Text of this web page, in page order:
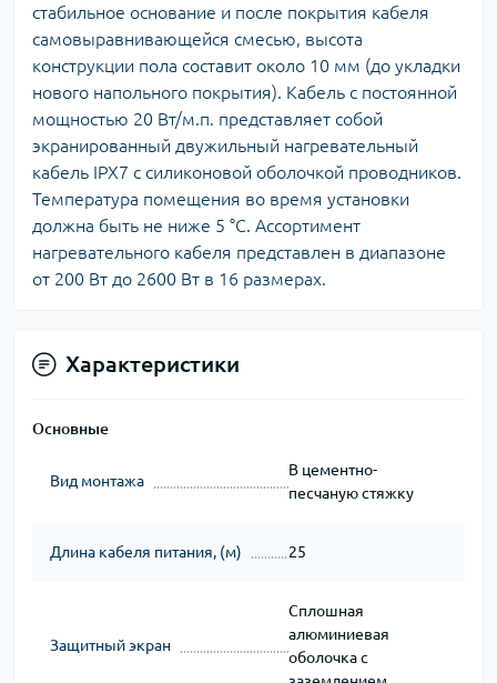
стабильное основание и после покрытия кабеля
самовыравнивающейся смесью, высота
конструкции пола составит около 10 мм (до укладки
нового напольного покрытия). Кабель с постоянной
мощностью 20 Вт/м.п. представляет собой
экранированный двужильный нагревательный
кабель IPX7 с силиконовой оболочкой проводников.
Температура помещения во время установки
должна быть не ниже 5 °С. Ассортимент
нагревательного кабеля представлен в диапазоне
от 200 Вт до 2600 Вт в 16 размерах.
Характеристики
Основные
Вид монтажа
В цементно-
песчаную стяжку
Длина кабеля питания, (м) 25
Защитный экран
Сплошная
алюминиевая
оболочка с